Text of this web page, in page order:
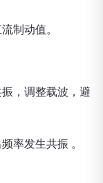
动值。
，调整载波，避
发生共振 。